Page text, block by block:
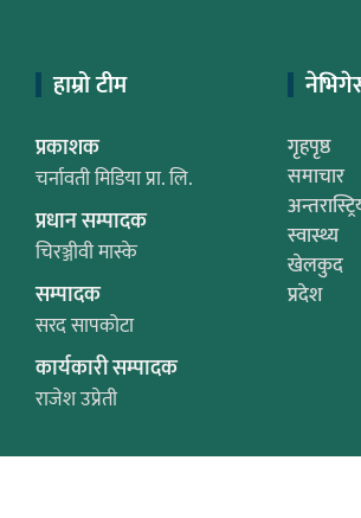
हाम्रो टीम
प्रकाशक
चर्नावती मिडिया प्रा. लि.
प्रधान सम्पादक
चिरञ्जीवी मास्के
सम्पादक
सरद सापकोटा
कार्यकारी सम्पादक
राजेश उप्रेती
गृहपृष्ठ
समाचार
स्वास्थ्य
खेलकुद
प्रदेश